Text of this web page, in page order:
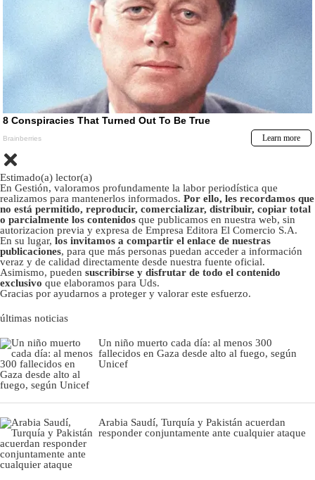
Estimado(a) lector(a)
En Gestión, valoramos profundamente la labor periodística que
realizamos para mantenerlos informados. Por ello, les recordamos que
no está permitido, reproducir, comercializar, distribuir, copiar total
o parcialmente los contenidos que publicamos en nuestra web, sin
autorizacion previa y expresa de Empresa Editora El Comercio S.A.
En su lugar, los invitamos a compartir el enlace de nuestras
publicaciones, para que más personas puedan acceder a información
veraz y de calidad directamente desde nuestra fuente oficial.
Asimismo, pueden suscribirse y disfrutar de todo el contenido
exclusivo que elaboramos para Uds.
Gracias por ayudarnos a proteger y valorar este esfuerzo.
últimas noticias
Un niño muerto cada día: al menos 300
fallecidos en Gaza desde alto al fuego, según
Unicef
Arabia Saudí, Turquía y Pakistán acuerdan
responder conjuntamente ante cualquier ataque